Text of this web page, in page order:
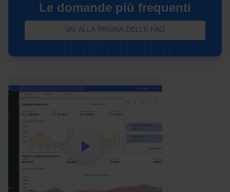
Le domande più frequenti
VAI ALLA PAGINA DELLE FAQ